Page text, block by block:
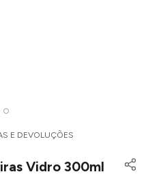
E DEVOLUÇÕES
Vidro 300ml